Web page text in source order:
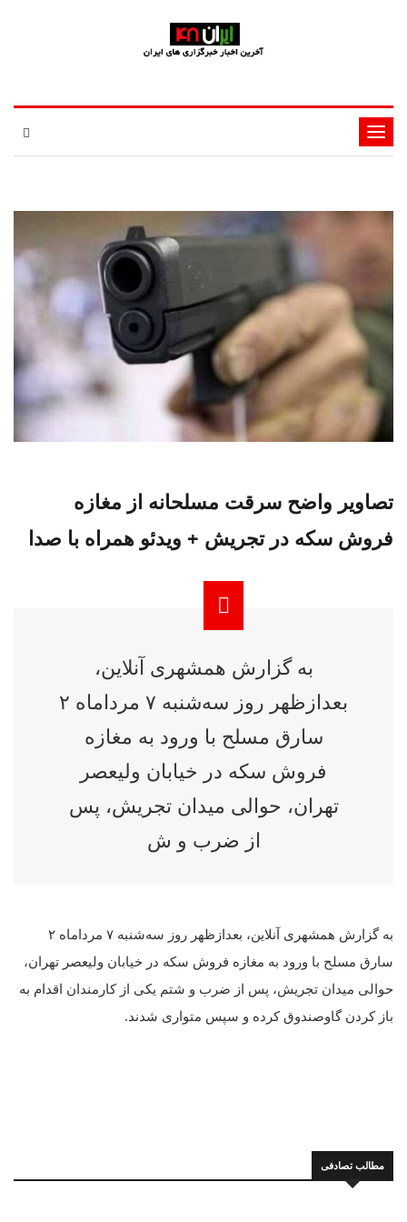
تغییر
وضعیت
تصاویر واضح سرقت مسلحانه از مغازه
فروش سکه در تجریش + ویدئو همراه با صدا
به گزارش همشهری آنلاین،
بعدازظهر روز سه‌شنبه ۷ مرداماه ۲
سارق مسلح با ورود به مغازه‌
فروش سکه در خیابان ولیعصر
تهران، حوالی میدان تجریش، پس
از ضرب و ش
به گزارش همشهری آنلاین، بعدازظهر روز سه‌شنبه ۷ مرداماه ۲
سارق مسلح با ورود به مغازه‌ فروش سکه در خیابان ولیعصر تهران،
حوالی میدان تجریش، پس از ضرب و شتم یکی از کارمندان اقدام به
باز کردن گاوصندوق کرده و سپس متواری شدند.
مطالب تصادفی